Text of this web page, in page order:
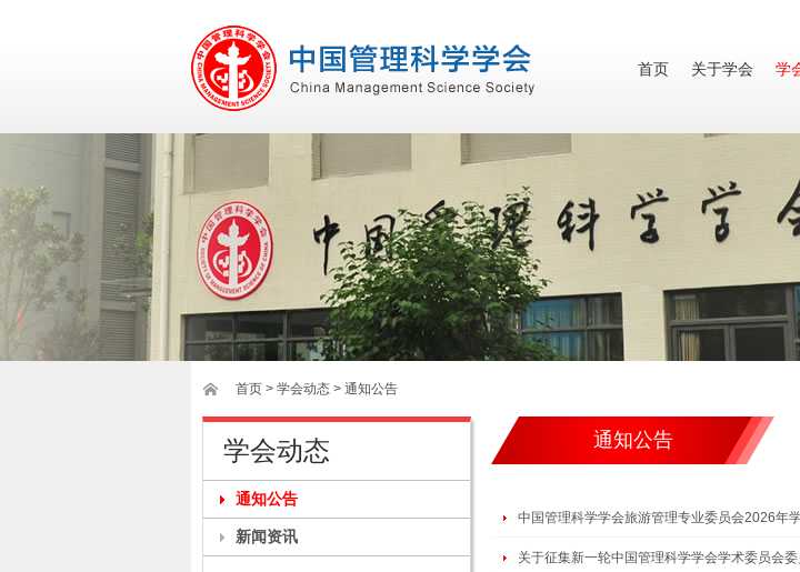
首页 关于学会 学
首页 > 学会动态 > 通知公告
学会动态
通知公告
新闻资讯
通知公告
中国管理科学学会旅游管理专业委员会2026年
关于征集新一轮中国管理科学学会学术委员会